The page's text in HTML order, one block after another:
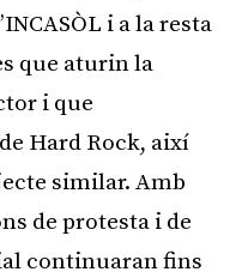
i a la resta
que aturin la
i que
Hard Rock, així
similar. Amb
de protesta i de
continuaran fins